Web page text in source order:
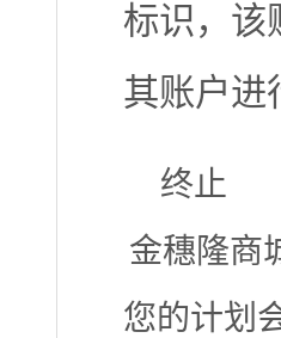
标识，该
其账户进
终止
金穗隆商
您的计划